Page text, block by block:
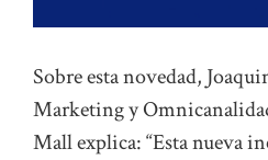
Sobre esta novedad,
Marketing y
Mall explica: “Esta nueva